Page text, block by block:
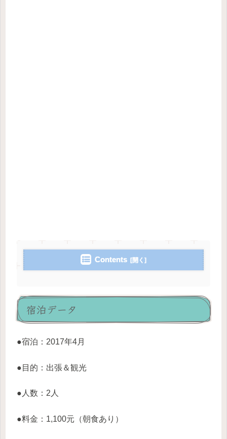
Contents
宿泊データ
●宿泊：2017年4月
●目的：出張＆観光
●人数：2人
●料金：1,100元（朝食あり）